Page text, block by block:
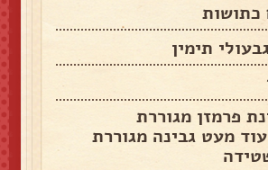
פרמזן מגוררת
מעט גבינה מגוררת